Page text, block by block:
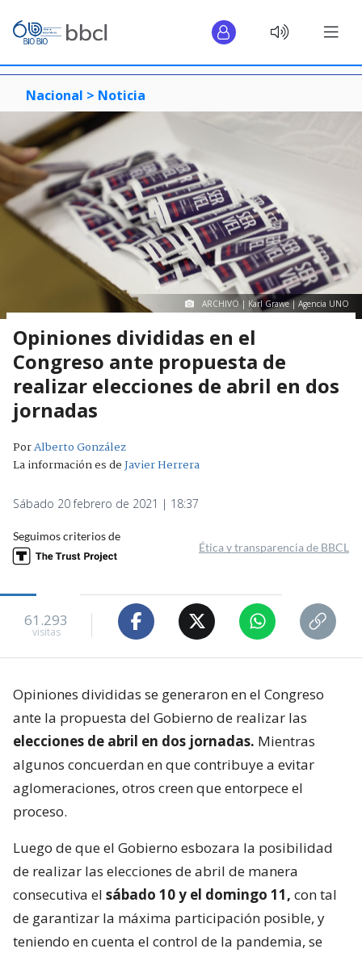
Nacional > Noticia
ARCHIVO | Karl Grawe | Agencia UNO
Opiniones divididas en el
Congreso ante propuesta de
realizar elecciones de abril en dos
jornadas
PorAlberto González
La información es deJavier Herrera
Sábado 20 febrero de 2021 | 18:37
Seguimos criterios de
Ética y transparencia de BBCL
61.293
visitas
Opiniones divididas se generaron en el Congreso
ante la propuesta del Gobierno de realizar las
elecciones de abril en dos jornadas. Mientras
algunos concuerdan en que contribuye a evitar
aglomeraciones, otros creen que entorpece el
proceso.
Luego de que el Gobierno esbozara la posibilidad
de realizar las elecciones de abril de manera
consecutiva el sábado 10 y el domingo 11, con tal
de garantizar la máxima participación posible, y
teniendo en cuenta el control de la pandemia, se